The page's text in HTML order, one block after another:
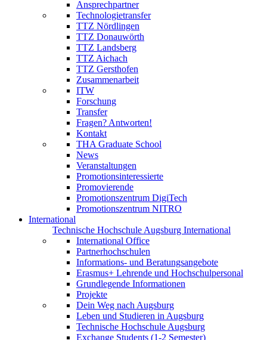
Ansprechpartner
Technologietransfer
TTZ Nördlingen
TTZ Donauwörth
TTZ Landsberg
TTZ Aichach
TTZ Gersthofen
Zusammenarbeit
ITW
Forschung
Transfer
Fragen? Antworten!
Kontakt
THA Graduate School
News
Veranstaltungen
Promotionsinteressierte
Promovierende
Promotionszentrum DigiTech
Promotionszentrum NITRO
International
Technische Hochschule Augsburg International
International Office
Partnerhochschulen
Informations- und Beratungsangebote
Erasmus+ Lehrende und Hochschulpersonal
Grundlegende Informationen
Projekte
Dein Weg nach Augsburg
Leben und Studieren in Augsburg
Technische Hochschule Augsburg
Exchange Students (1-2 Semester)